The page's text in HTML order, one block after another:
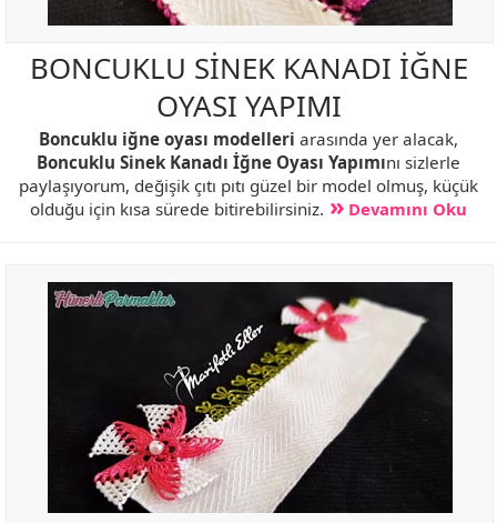
BONCUKLU SİNEK KANADI İĞNE
OYASI YAPIMI
Boncuklu iğne oyası modelleri arasında yer alacak,
Boncuklu Sinek Kanadı İğne Oyası Yapımını sizlerle
paylaşıyorum, değişik çıtı pıtı güzel bir model olmuş, küçük
olduğu için kısa sürede bitirebilirsiniz.
Devamını Oku